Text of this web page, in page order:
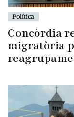
Política
Concòrdia
migratòria